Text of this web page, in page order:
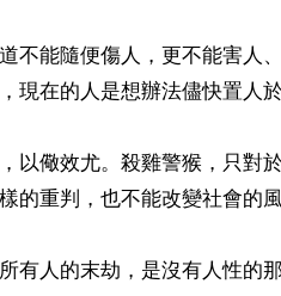
不能隨便傷人，更不能害人
現在的人是想辦法儘快置人
以儆效尤。殺雞警猴，只對
的重判，也不能改變社會的風
有人的末劫，是沒有人性的